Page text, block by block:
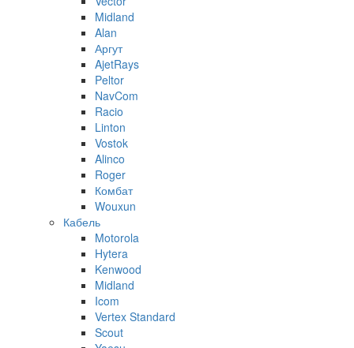
Midland
Alan
Аргут
AjetRays
Peltor
NavCom
Racio
Linton
Vostok
Alinco
Roger
Комбат
Wouxun
Кабель
Motorola
Hytera
Kenwood
Midland
Icom
Vertex Standard
Scout